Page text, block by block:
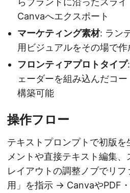
Canvaへエクスポート
マーケティング素材: ラン
用ビジュアルをその場で作
フロンティアプロトタイプ
ェーダーを組み込んだコ
構築可能
操作フロー
テキストプロンプトで初版
メントや直接テキスト編集
レイアウトの調整ノブでリ
用」を指示 → CanvaやPDF